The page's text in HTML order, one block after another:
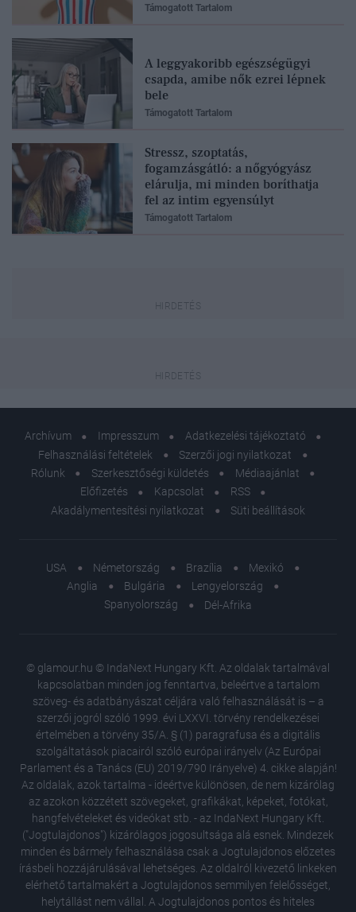
Nem
Támogatott Tartalom
A leggyakoribb egészségügyi
csapda, amibe nők ezrei lépnek
bele
Támogatott Tartalom
Stressz, szoptatás,
fogamzásgátló: a nőgyógyász
elárulja, mi minden boríthatja
fel az intim egyensúlyt
Támogatott Tartalom
Archívum Impresszum
Adatkezelési tájékoztató
Felhasználási feltételek
Szerzői jogi nyilatkozat
Rólunk
Szerkesztőségi küldetés
Médiaajánlat
Előfizetés
Kapcsolat
RSS
Akadálymentesítési nyilatkozat
Süti beállítások
USA Németország Brazília
Mexikó
Anglia
Bulgária
Lengyelország
Spanyolország
Dél-Afrika
© glamour.hu © IndaNext Hungary Kft. Az oldalak tartalmával
kapcsolatban minden jog fenntartva, beleértve a tartalom
szöveg- és adatbányászat céljára való felhasználását is – a
szerzői jogról szóló 1999. évi LXXVI. törvény rendelkezései
értelmében a törvény 35/A. § (1) paragrafusa és a digitális
szolgáltatások piacairól szóló európai irányelv (Az Európai
Parlament és a Tanács (EU) 2019/790 Irányelve) 4. cikke alapján!
Az oldalak, azok tartalma - ideértve különösen, de nem kizárólag
az azokon közzétett szövegeket, grafikákat, képeket, fotókat,
hangfelvételeket és videókat stb. - az IndaNext Hungary Kft.
("Jogtulajdonos") kizárólagos jogosultsága alá esnek. Mindezek
minden és bármely felhasználása csak a Jogtulajdonos előzetes
írásbeli hozzájárulásával lehetséges. Az oldalról kivezető linkeken
elérhető tartalmakért a Jogtulajdonos semmilyen felelősséget,
helytállást nem vállal. A Jogtulajdonos pontos és hiteles